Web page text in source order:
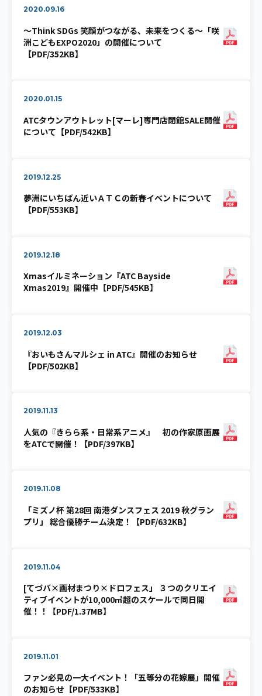
2020.09.16
～Think SDGs 笑顔がつながる、未来をつくる～「咲
洲こどもEXPO2020」の開催について
【PDF/352KB】
2020.01.15
ATCタウンアウトレット[マーレ]専門店閉館SALE開催
について【PDF/542KB】
2019.12.25
夢洲にいちばん近いＡＴＣの新春イベントについて
【PDF/553KB】
2019.12.18
Xmasイルミネーション『ATC Bayside
Xmas2019』開催中【PDF/545KB】
2019.12.03
『おいもさんマルシェ in ATC』開催のお知らせ
【PDF/502KB】
2019.11.13
人気の『きらら系・日常系アニメ』 初の作家原画展
をATCで開催！【PDF/397KB】
2019.11.08
「ミズノ杯 第28回 南港ダンスフェス 2019 秋グラン
プリ」 総合優勝チーム決定！【PDF/632KB】
2019.11.04
[てづバ×画材まつり×ドロフェス」 ３つのクリエイ
ティブイベントが10,000㎡超のスケールで同日開
催！！【PDF/1.37MB】
2019.11.01
ファン必見の一大イベント！「五等分の花嫁展」開催
のお知らせ【PDF/533KB】